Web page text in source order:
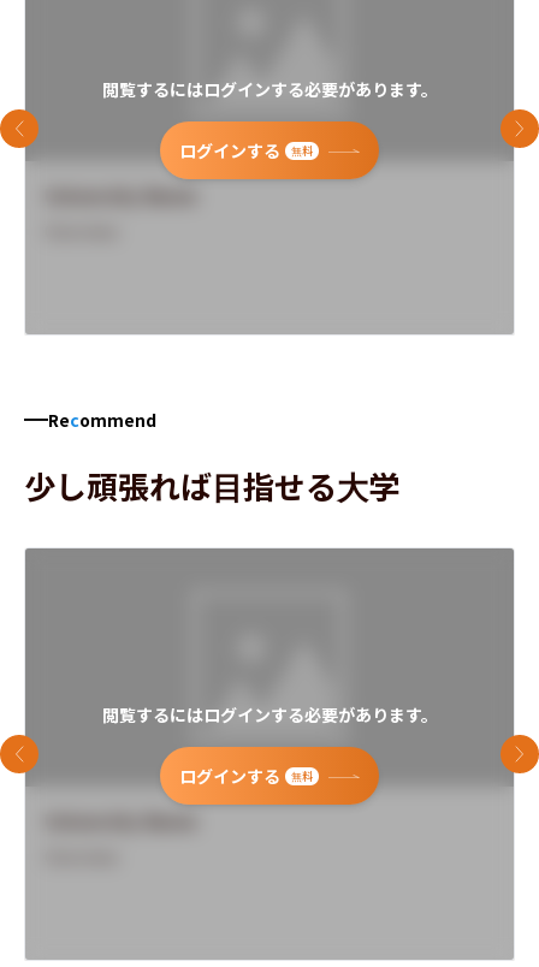
閲覧するにはログインする必要があります。
ログインする 無料
前のスライド 次
Recommend
少し頑張れば目指せる大学
閲覧するにはログインする必要があります。
ログインする 無料
前のスライド 次